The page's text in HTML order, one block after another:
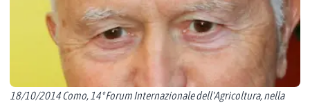
18/10/2014 Como, 14° Forum Internazionale dell'Agricoltura, nella